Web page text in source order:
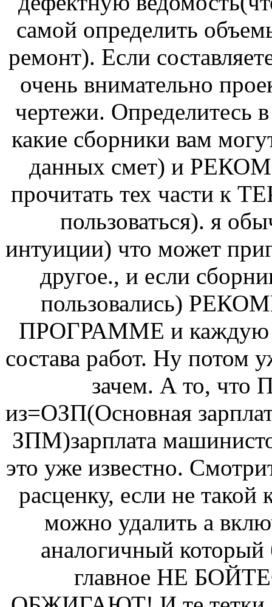
самой определить
ремонт). Если
очень внимательно
чертежи. Определитесь
какие сборники вам
данных смет) и
прочитать тех части к
пользоваться). я
интуиции) что может
другое., и если
пользовались)
ПРОГРАММЕ и каждую
состава работ. Ну потом
зачем. А то, что
из=ОЗП(Основная
ЗПМ)зарплата
это уже известно.
расценку, если не
можно удалить а
аналогичный
главное НЕ